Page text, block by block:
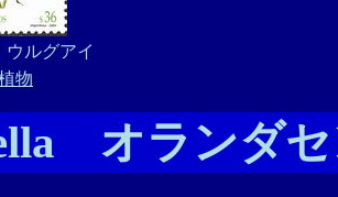
ルグアイ
物
オランダセ